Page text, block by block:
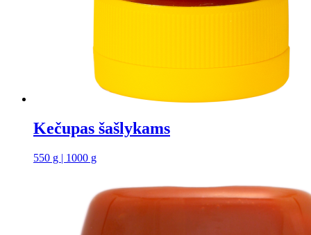
Kečupas šašlykams
550 g | 1000 g